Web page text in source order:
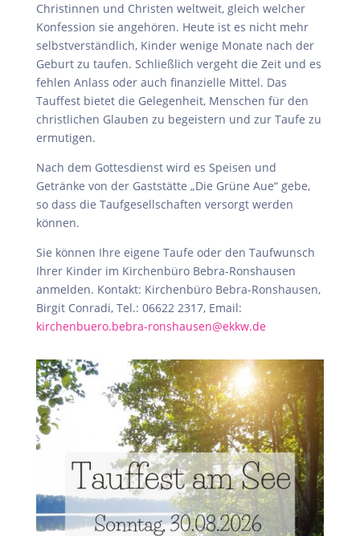
Christinnen und Christen weltweit, gleich welcher
Konfession sie angehören. Heute ist es nicht mehr
selbstverständlich, Kinder wenige Monate nach der
Geburt zu taufen. Schließlich vergeht die Zeit und es
fehlen Anlass oder auch finanzielle Mittel. Das
Tauffest bietet die Gelegenheit, Menschen für den
christlichen Glauben zu begeistern und zur Taufe zu
ermutigen.
Nach dem Gottesdienst wird es Speisen und
Getränke von der Gaststätte „Die Grüne Aue“ gebe,
so dass die Taufgesellschaften versorgt werden
können.
Sie können Ihre eigene Taufe oder den Taufwunsch
Ihrer Kinder im Kirchenbüro Bebra-Ronshausen
anmelden. Kontakt: Kirchenbüro Bebra-Ronshausen,
Birgit Conradi, Tel.: 06622 2317, Email:
kirchenbuero.bebra-ronshausen@ekkw.de